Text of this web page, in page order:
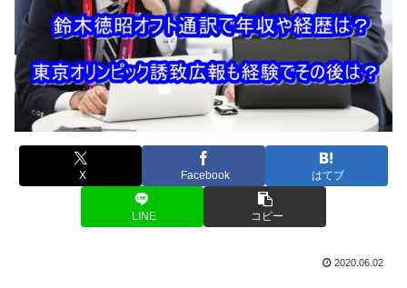
X Facebook はてブ
LINE コピー
2020.06.02